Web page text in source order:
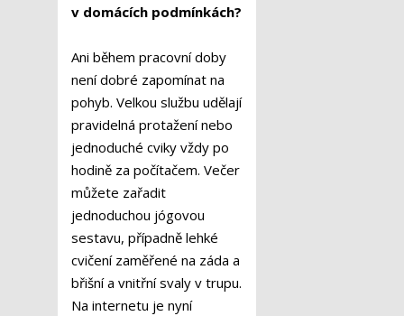
v domácích podmínkách?
Ani během pracovní doby
není dobré zapomínat na
pohyb. Velkou službu udělají
pravidelná protažení nebo
jednoduché cviky vždy po
hodině za počítačem. Večer
můžete zařadit
jednoduchou jógovou
sestavu, případně lehké
cvičení zaměřené na záda a
břišní a vnitřní svaly v trupu.
Na internetu je nyní